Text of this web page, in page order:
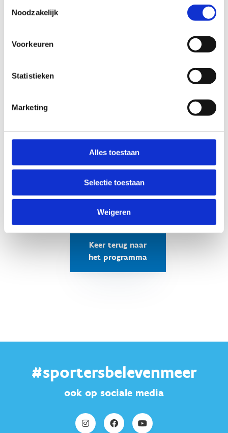
Noodzakelijk
Voorkeuren
Statistieken
Marketing
Alles toestaan
Selectie toestaan
Weigeren
Inspanningsfysiologie van de KU Leuven. Ze doceert
de opleidingen Bewegings- en Sportwetenschappen,
dieetkunde. Haar onderzoek richt zich voornamelijk op
Prof. Dr. Katrien Koppo
Keer terug naar
het programma
#sportersbelevenmeer
ook op sociale media